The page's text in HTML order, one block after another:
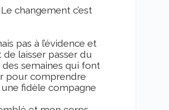
changement c’est
pas à l’évidence et
laisser passer du
semaines qui font
pour comprendre
fidèle compagne